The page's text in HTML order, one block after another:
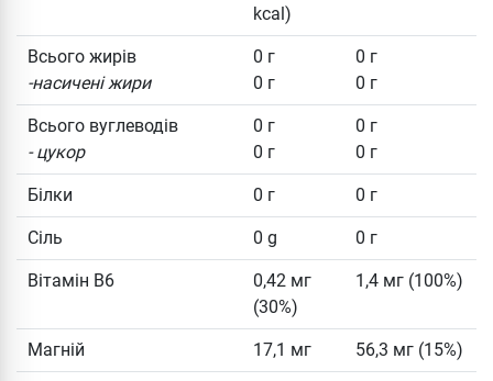
kcal)
Всього жирів
-насичені жири
0 г
0 г
0 г
0 г
Всього вуглеводів
- цукор
0 г
0 г
0 г
0 г
Білки 0 г 0 г
Сіль 0 g 0 г
Вітамін B6
0,42 мг
(30%)
1,4 мг (100%)
Магній 17,1 мг 56,3 мг (15%)